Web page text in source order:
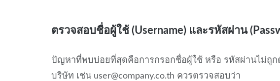
ตรวจสอบชื่อผู้ใช้ (Username) และรหัสผ่าน
ปัญหาที่พบบ่อยที่สุดคือการกรอกชื่อผู้ใช้ หรือ รหัสผ่านไม่ถูก
บริษัท เช่น user@company.co.th ควรตรวจสอบว่า